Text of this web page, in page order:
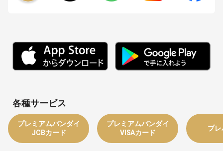
各種サービス
プレミアムバンダイ
JCBカード
プレミアムバンダイ
VISAカード
プ